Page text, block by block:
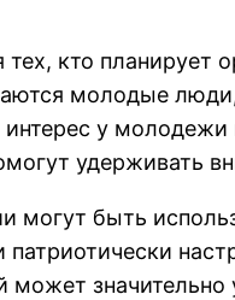
кто
молодые
у
удерживать
могут быть